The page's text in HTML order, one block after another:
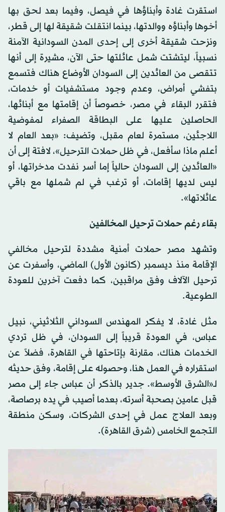
استقرت غادة وأبناؤها في فيصل، وفيما بعد لحق بها
أخوها وأبناؤه ووالدتها، بينما انتقلت شقيقة لها إلى قطر،
ونزحت شقيقة أخرى إلى إحدى المدن السودانية الآمنة
نسبياً، ليتشتت شمل عائلتها حتى الآن، مشيرة إلى أنها
تتقصى من العائدين إلى السودان الأوضاع هناك فتسمع
بتفشي أمراض، وعدم وجود مستشفيات أو خدمات،
فتقرر البقاء في مصر، خصوصاً أن إقامتها مع أبنائها،
الحاصلين عليها على البطاقة الصفراء لمفوضية
اللاجئين، مستمرة لعام مقبل، وتضيف: «بعد العام لا
أعلم ماذا سأفعل، في ظل حملات الترحيل»، لافتة إلى أن
«العائدين إلى السودان حالياً إما أسر نفدت مدخراتها، أو
ليس لديها إقامات، أو ترغب في لم شملها مع باقي
عائلاتها».
بقاء رغم حملات ترحيل المخالفين
وتشهد مصر حملات أمنية مشددة لترحيل مخالفي
الإقامة منذ ديسمبر (كانون الأول) الماضي، وأسفرت عن
ترحيل الآلاف وفق مراقبين، كما دفعت آخرين للعودة
الطوعية.
مثل غادة، لا يفكر المهندس السوداني الثلاثيني، نبيل
عباس، في العودة قريباً إلى السودان، في ظل تردي
الخدمات هناك، مقارنة بإتاحتها في القاهرة، فضلاً عن
استقراره في العمل هنا، وحصوله على إقامة، وفق حديثه
لـ«الشرق الأوسط». جدير بالذكر أن عباس جاء إلى مصر
قبل عامين بصحبة أسرته، بعدما أصيب في يده برصاصة،
وبعد العلاج عمل في إحدى الشركات، وسكن منطقة
التجمع الخامس (شرق القاهرة).